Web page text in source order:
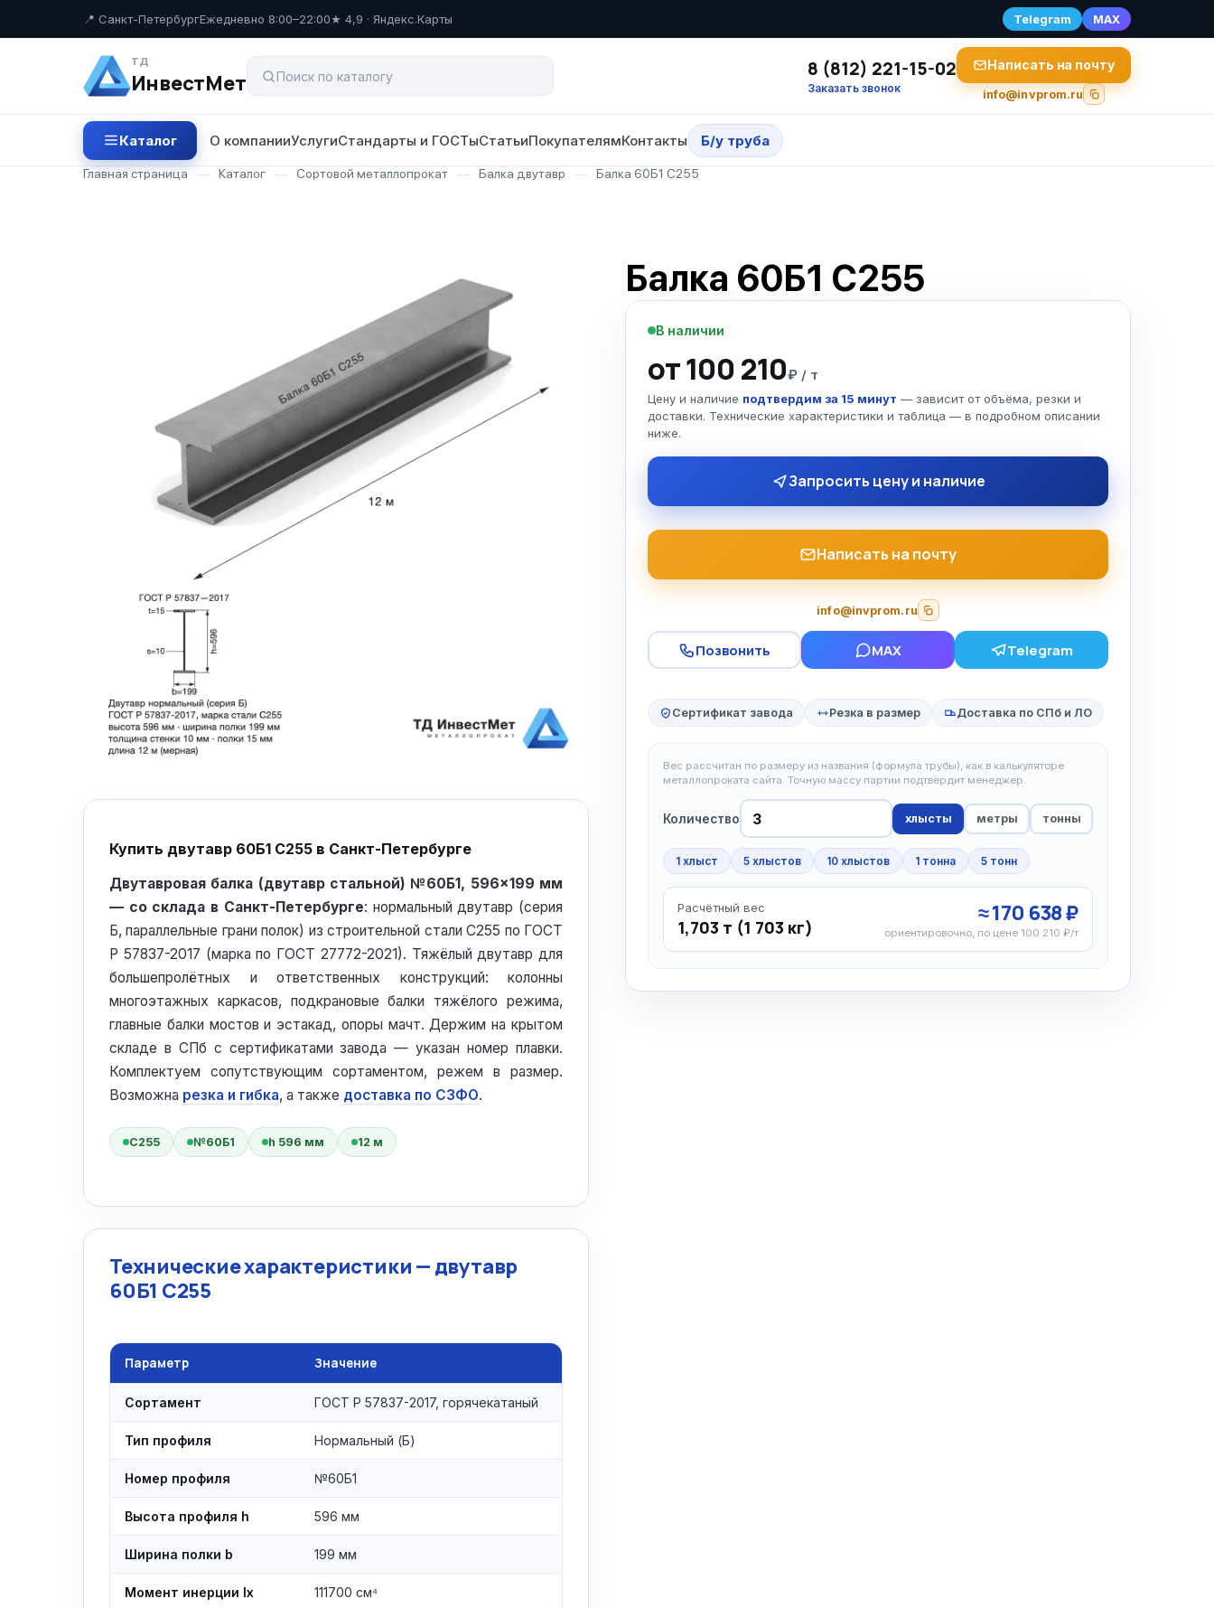
📍 Санкт-ПетербургЕжедневно 8:00–22:00★ 4,9 · Яндекс.Карты Telegram MAX
ТД
ИнвестМет
8 (812) 221-15-02
Заказать звонок
Написать на почту
info@invprom.ru
Каталог О компанииУслугиСтандарты и ГОСТыСтатьиПокупателямКонтакты Б/у труба
Главная страница — Каталог — Сортовой металлопрокат — Балка двутавр — Балка 60Б1 С255
Балка 60Б1 С255
В наличии
от 100 210₽ / т
Цену и наличие подтвердим за 15 минут — зависит от объёма, резки и
доставки. Технические характеристики и таблица — в подробном описании
ниже.
Запросить цену и наличие
Написать на почту
info@invprom.ru
Позвонить MAX Telegram
Сертификат завода Резка в размер Доставка по СПб и ЛО
Вес рассчитан по размеру из названия (формула трубы), как в калькуляторе
металлопроката сайта. Точную массу партии подтвердит менеджер.
Количество хлысты метры тонны
1 хлыст 5 хлыстов 10 хлыстов 1 тонна 5 тонн
Расчётный вес
1,703 т (1 703 кг)
≈ 170 638 ₽
ориентировочно, по цене 100 210 ₽/т
Купить двутавр 60Б1 С255 в Санкт-Петербурге
Двутавровая балка (двутавр стальной) №60Б1, 596×199 мм
— со склада в Санкт-Петербурге: нормальный двутавр (серия
Б, параллельные грани полок) из строительной стали С255 по ГОСТ
Р 57837-2017 (марка по ГОСТ 27772-2021). Тяжёлый двутавр для
большепролётных и ответственных конструкций: колонны
многоэтажных каркасов, подкрановые балки тяжёлого режима,
главные балки мостов и эстакад, опоры мачт. Держим на крытом
складе в СПб с сертификатами завода — указан номер плавки.
Комплектуем сопутствующим сортаментом, режем в размер.
Возможна резка и гибка, а также доставка по СЗФО.
С255 №60Б1 h 596 мм 12 м
Технические характеристики — двутавр
60Б1 С255
Параметр Значение
Сортамент ГОСТ Р 57837-2017, горячекатаный
Тип профиля Нормальный (Б)
Номер профиля №60Б1
Высота профиля h 596 мм
Ширина полки b 199 мм
Момент инерции Ix 111700 см⁴